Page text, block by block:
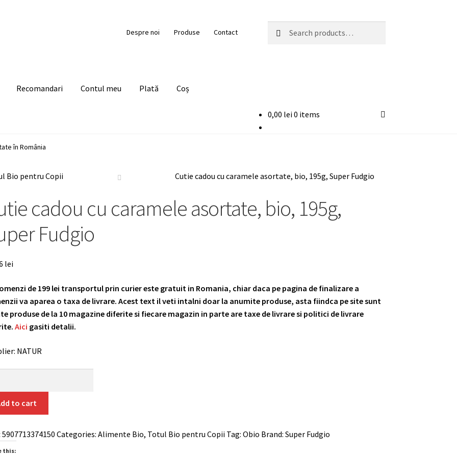
Despre noi Produse Contact
for:
Recomandari Contul meu Plată Coș
0,00 lei0 items
în România
Bio pentru Copii Cutie cadou cu caramele asortate, bio, 195g, Super Fudgio
cadou cu caramele asortate, bio, 195g,
Fudgio
lei
de 199 lei transportul prin curier este gratuit in Romania, chiar daca pe pagina de finalizare a
va aparea o taxa de livrare. Acest text il veti intalni doar la anumite produse, asta fiindca pe site sunt
produse de la 10 magazine diferite si fiecare magazin in parte are taxe de livrare si politici de livrare
Aici gasiti detalii.
NATUR
to cart
5907713374150 Categories: Alimente Bio, Totul Bio pentru Copii Tag: Obio Brand: Super Fudgio
this: